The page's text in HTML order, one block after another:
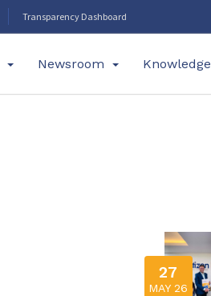
Transparency Dashboard
Newsroom Knowledge
27
MAY 26